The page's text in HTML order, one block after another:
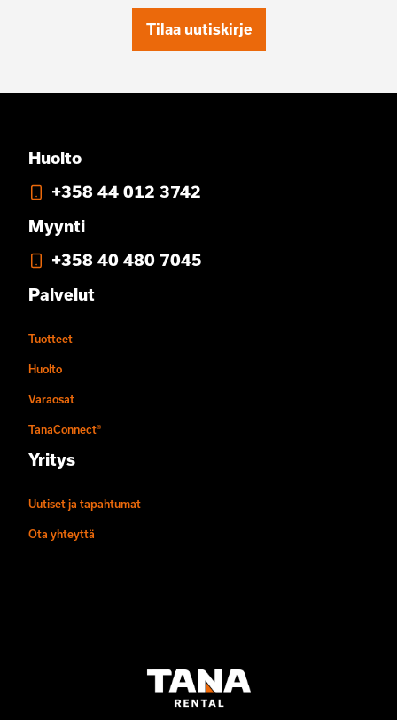
Tilaa uutiskirje
Huolto
+358 44 012 3742
Myynti
+358 40 480 7045
Palvelut
Tuotteet
Huolto
Varaosat
TanaConnect®
Yritys
Uutiset ja tapahtumat
Ota yhteyttä